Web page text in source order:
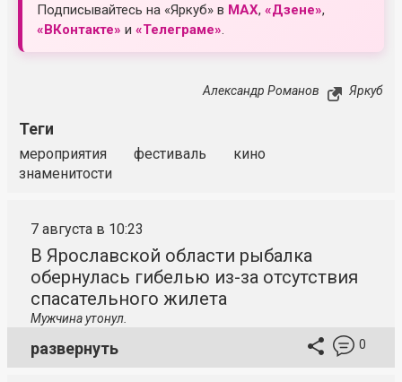
Подписывайтесь на «Яркуб» в MAX, «Дзене»,
«ВКонтакте» и «Телеграме».
Александр Романов Яркуб
Теги
мероприятия фестиваль
кино
знаменитости
7 августа в 10:23
В Ярославской области рыбалка
обернулась гибелью из-за отсутствия
спасательного жилета
Мужчина утонул.
развернуть 0